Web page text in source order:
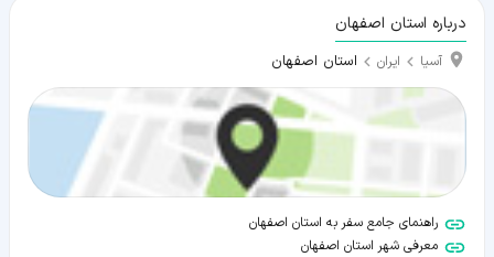
درباره استان اصفهان
آسیا ایران استان اصفهان
راهنمای جامع سفر به استان اصفهان
معرفی شهر استان اصفهان